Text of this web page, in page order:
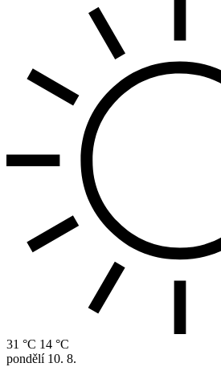
31 °C 14 °C
pondělí 10. 8.